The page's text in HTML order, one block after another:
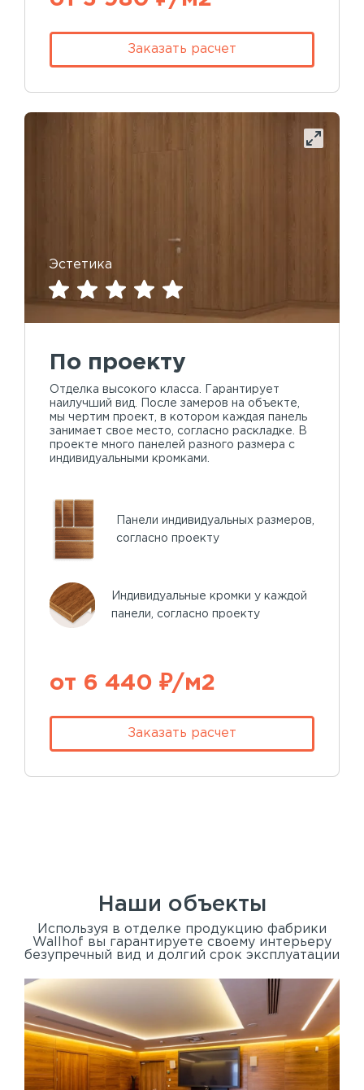
Заказать расчет
Эстетика
По проекту
Отделка высокого класса. Гарантирует
наилучший вид. После замеров на объекте,
мы чертим проект, в котором каждая панель
занимает свое место, согласно раскладке. В
проекте много панелей разного размера с
индивидуальными кромками.
Панели индивидуальных размеров,
согласно проекту
Индивидуальные кромки у каждой
панели, согласно проекту
от 6 440 ₽/м2
Заказать расчет
Наши объекты
Используя в отделке продукцию фабрики
Wallhof вы гарантируете своему интерьеру
безупречный вид и долгий срок эксплуатации